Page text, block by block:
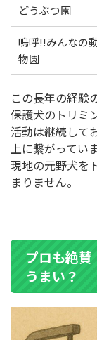
どうぶつ園
嗚呼!!みんなの
物園
この長年の経験
保護犬のトリミ
活動は継続して
上に繋がってい
現地の元野犬を
まりません。
プロも絶
うまい？